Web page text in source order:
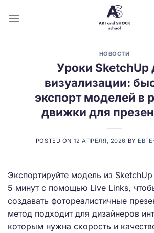
НОВОСТИ
Уроки SketchUp
визуализации:
экспорт моделей в
движки для
POSTED ON 12 АПРЕЛЯ, 2026 BY
Экспортируйте модель из
5 минут с помощью Live Links,
создавать фотореалистичные
метод подходит для дизайнеров
которым нужна скорость и